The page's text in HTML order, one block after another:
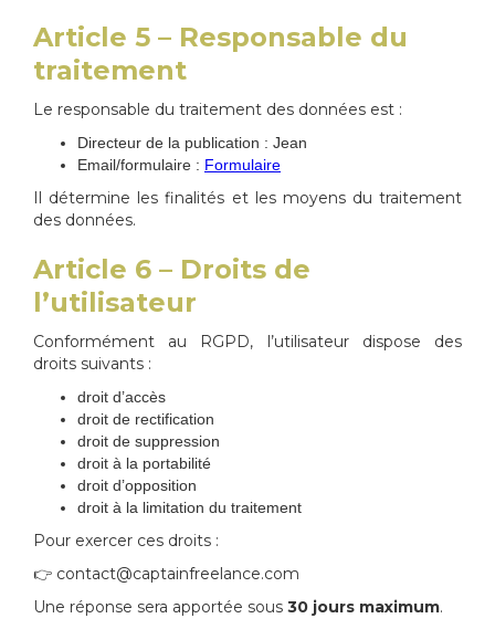
Article 5 – Responsable du
traitement
Le responsable du traitement des données est :
Directeur de la publication : Jean
Email/formulaire : Formulaire
Il détermine les finalités et les moyens du traitement
des données.
Article 6 – Droits de
l’utilisateur
Conformément au RGPD, l’utilisateur dispose des
droits suivants :
droit d’accès
droit de rectification
droit de suppression
droit à la portabilité
droit d’opposition
droit à la limitation du traitement
Pour exercer ces droits :
👉 contact@captainfreelance.com
Une réponse sera apportée sous 30 jours maximum.